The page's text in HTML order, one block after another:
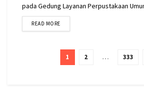
pada Gedung Layanan Perpustakaan
READ MORE
1 2 … 333